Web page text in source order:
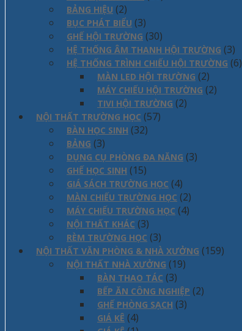
BẢNG HIỆU (2)
BỤC PHÁT BIỂU (3)
GHẾ HỘI TRƯỜNG (30)
HỆ THỐNG ÂM THANH HỘI TRƯỜNG (3)
HỆ THỐNG TRÌNH CHIẾU HỘI TRƯỜNG (6)
MÀN LED HỘI TRƯỜNG (2)
MÁY CHIẾU HỘI TRƯỜNG (2)
TIVI HỘI TRƯỜNG (2)
NỘI THẤT TRƯỜNG HỌC (57)
BÀN HỌC SINH (32)
BẢNG (3)
DỤNG CỤ PHÒNG ĐA NĂNG (3)
GHẾ HỌC SINH (15)
GIÁ SÁCH TRƯỜNG HỌC (4)
MÀN CHIẾU TRƯỜNG HỌC (2)
MÁY CHIẾU TRƯỜNG HỌC (4)
NỘI THẤT KHÁC (3)
RÈM TRƯỜNG HỌC (3)
NỘI THẤT VĂN PHÒNG & NHÀ XƯỞNG (159)
NỘI THẤT NHÀ XƯỞNG (19)
BÀN THAO TÁC (3)
BẾP ĂN CÔNG NGHIỆP (2)
GHẾ PHÒNG SẠCH (3)
GIÁ KÊ (4)